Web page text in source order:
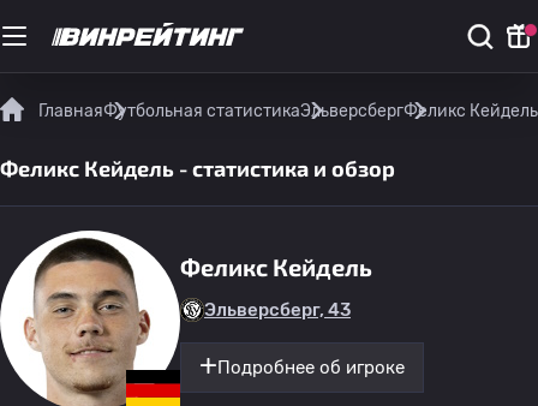
ГлавнаяФутбольная статистикаЭльверсбергФеликс
Феликс Кейдель - статистика и обзор
Феликс Кейдель
Эльверсберг, 43
Подробнее об игроке